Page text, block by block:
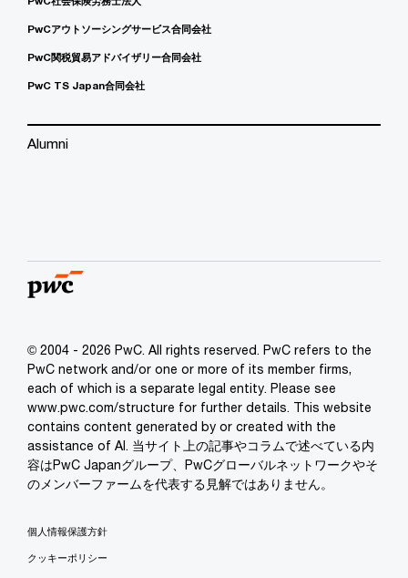
PwCアウトソーシングサービス合同会社
PwC関税貿易アドバイザリー合同会社
PwC TS Japan合同会社
Alumni
© 2004 - 2026 PwC. All rights reserved. PwC refers to the
PwC network and/or one or more of its member firms,
each of which is a separate legal entity. Please see
www.pwc.com/structure for further details. This website
contains content generated by or created with the
assistance of AI. 当サイト上の記事やコラムで述べている内
容はPwC Japanグループ、PwCグローバルネットワークやそ
のメンバーファームを代表する見解ではありません。
個人情報保護方針
クッキーポリシー